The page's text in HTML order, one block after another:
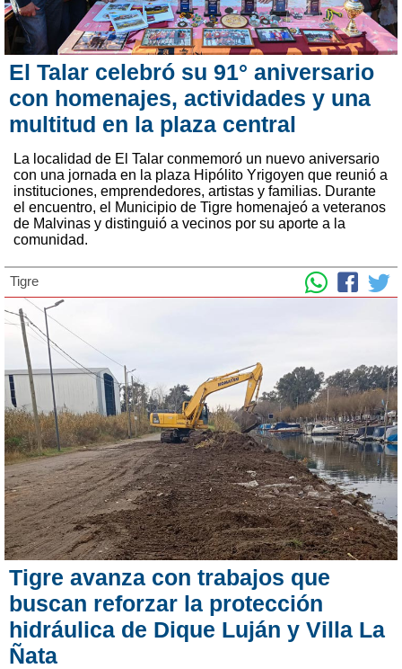
El Talar celebró su 91° aniversario
con homenajes, actividades y una
multitud en la plaza central
La localidad de El Talar conmemoró un nuevo aniversario
con una jornada en la plaza Hipólito Yrigoyen que reunió a
instituciones, emprendedores, artistas y familias. Durante
el encuentro, el Municipio de Tigre homenajeó a veteranos
de Malvinas y distinguió a vecinos por su aporte a la
comunidad.
Tigre
Tigre avanza con trabajos que
buscan reforzar la protección
hidráulica de Dique Luján y Villa La
Ñata